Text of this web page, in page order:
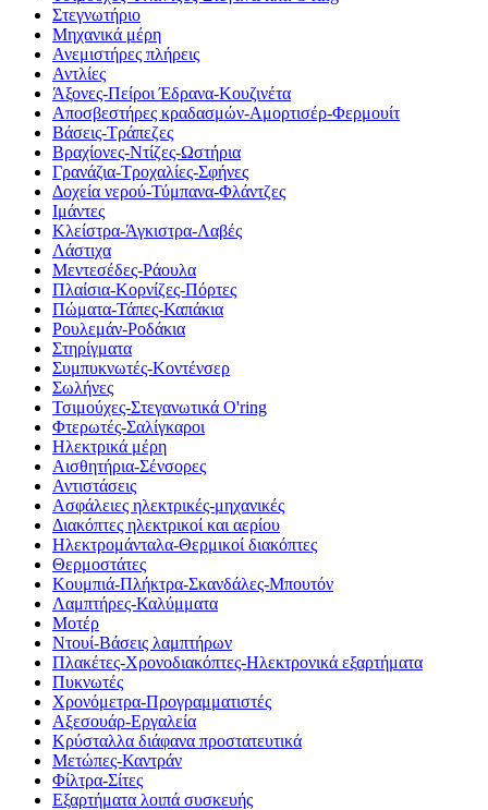
Στεγνωτήριο
Μηχανικά μέρη
Ανεμιστήρες πλήρεις
Αντλίες
Άξονες-Πείροι Έδρανα-Κουζινέτα
Αποσβεστήρες κραδασμών-Αμορτισέρ-Φερμουίτ
Βάσεις-Τράπεζες
Βραχίονες-Ντίζες-Ωστήρια
Γρανάζια-Τροχαλίες-Σφήνες
Δοχεία νερού-Τύμπανα-Φλάντζες
Ιμάντες
Κλείστρα-Άγκιστρα-Λαβές
Λάστιχα
Μεντεσέδες-Ράουλα
Πλαίσια-Κορνίζες-Πόρτες
Πώματα-Τάπες-Καπάκια
Ρουλεμάν-Ροδάκια
Στηρίγματα
Συμπυκνωτές-Κοντένσερ
Σωλήνες
Τσιμούχες-Στεγανωτικά O'ring
Φτερωτές-Σαλίγκαροι
Ηλεκτρικά μέρη
Αισθητήρια-Σένσορες
Αντιστάσεις
Ασφάλειες ηλεκτρικές-μηχανικές
Διακόπτες ηλεκτρικοί και αερίου
Ηλεκτρομάνταλα-Θερμικοί διακόπτες
Θερμοστάτες
Κουμπιά-Πλήκτρα-Σκανδάλες-Μπουτόν
Λαμπτήρες-Καλύμματα
Μοτέρ
Ντουί-Βάσεις λαμπτήρων
Πλακέτες-Χρονοδιακόπτες-Ηλεκτρονικά εξαρτήματα
Πυκνωτές
Χρονόμετρα-Προγραμματιστές
Αξεσουάρ-Εργαλεία
Κρύσταλλα διάφανα προστατευτικά
Μετώπες-Καντράν
Φίλτρα-Σίτες
Εξαρτήματα λοιπά συσκευής